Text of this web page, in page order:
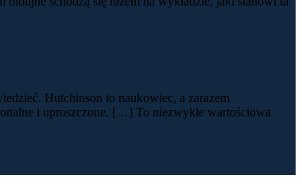
Hutchinson to naukowiec, a zarazem
i uproszczone. […] To niezwykle wartościowa